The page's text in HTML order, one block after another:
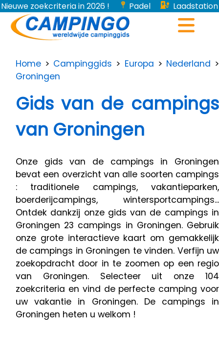
Nieuwe zoekcriteria in 2026 ! Padel
Laadstation
voor elektrische voertuigen...
Home > Campinggids > Europa > Nederland >
Groningen
Gids van de campings
van Groningen
Onze gids van de campings in Groningen
bevat een overzicht van alle soorten campings
: traditionele campings, vakantieparken,
boerderijcampings, wintersportcampings...
Ontdek dankzij onze gids van de campings in
Groningen 23 campings in Groningen. Gebruik
onze grote interactieve kaart om gemakkelijk
de campings in Groningen te vinden. Verfijn uw
zoekopdracht door in te zoomen op een regio
van Groningen. Selecteer uit onze 104
zoekcriteria en vind de perfecte camping voor
uw vakantie in Groningen. De campings in
Groningen heten u welkom !